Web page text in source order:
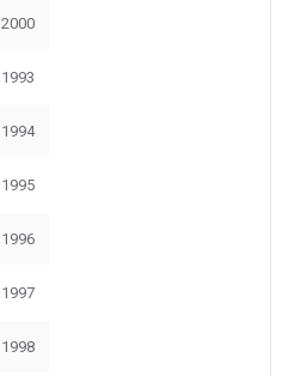
2000
1993
1994
1995
1996
1997
1998